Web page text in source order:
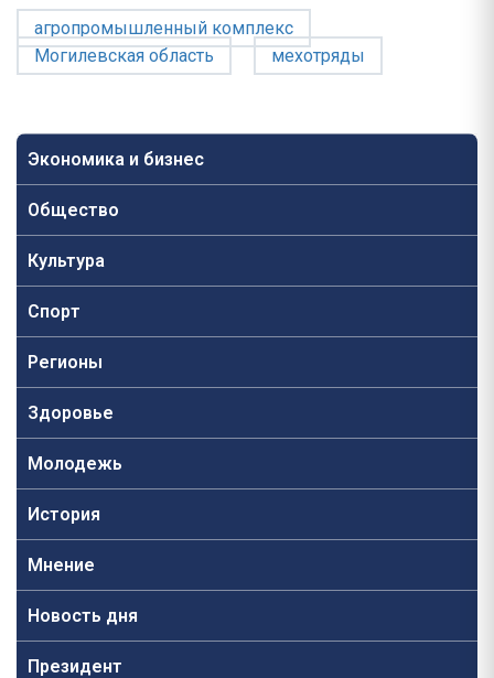
Экономика и бизнес
Общество
Культура
Спорт
Регионы
Здоровье
Молодежь
История
Мнение
Новость дня
Президент
агропромышленный комплекс
Могилевская область
мехотряды